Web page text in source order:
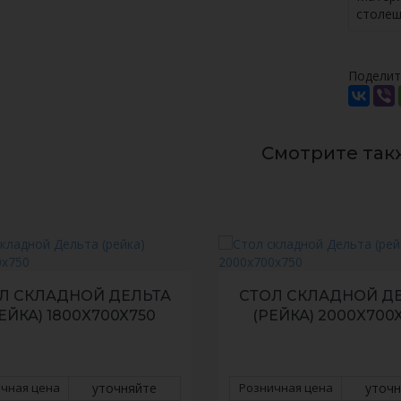
Смотрите
СКЛАДНОЙ ДЕЛЬТА
1800X700X750
цена уточняйте
СТОЛ СКЛАДНОЙ
(РЕЙКА)
Розничная цена